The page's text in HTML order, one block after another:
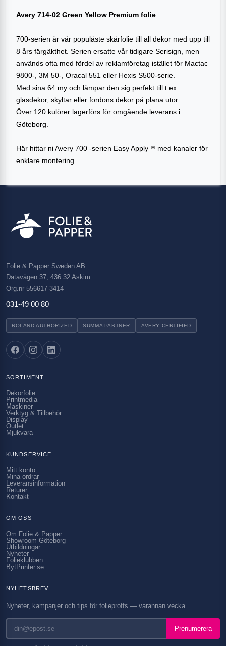
Avery 714-02 Green Yellow Premium folie
700-serien är vår populäste skärfolie till all dekor med upp till
8 års färgäkthet. Serien ersatte vår tidigare Serisign, men
används ofta med fördel av reklamföretag istället för Mactac
9800-, 3M 50-, Oracal 551 eller Hexis S500-serie.
Med sina 64 my och lämpar den sig perfekt till t.ex.
glasdekor, skyltar eller fordons dekor på plana utor
Över 120 kulörer lagerförs för omgående leverans i
Göteborg.
Här hittar ni Avery 700 -serien Easy Apply™ med kanaler för
enklare montering.
Folie & Papper Sweden AB
Datavägen 37, 436 32 Askim
Org.nr 556617-3414
031-49 00 80
ROLAND AUTHORIZED SUMMA PARTNER AVERY CERTIFIED
SORTIMENT
Dekorfolie
Printmedia
Maskiner
Verktyg & Tillbehör
Display
Outlet
Mjukvara
KUNDSERVICE
Mitt konto
Mina ordrar
Leveransinformation
Returer
Kontakt
OM OSS
Om Folie & Papper
Showroom Göteborg
Utbildningar
Nyheter
Folieklubben
BytPrinter.se
NYHETSBREV
Nyheter, kampanjer och tips för folieproffs — varannan vecka.
Prenumerera